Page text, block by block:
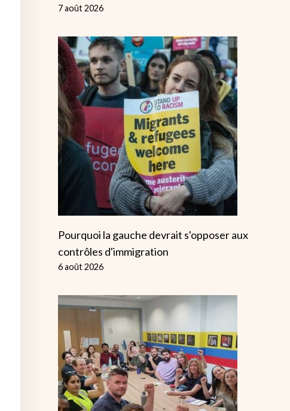
7 août 2026
Pourquoi la gauche devrait s'opposer aux
contrôles d'immigration
6 août 2026